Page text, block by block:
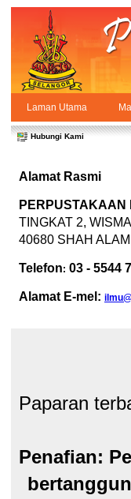
Skip to Content
PPSUKSEL
Hubungi
Laman Utama
Hubungi Kami
Alamat Rasmi
TINGKAT 2,
40680 SHAH
Telefon: 03 - 5544
Alamat E-mel:
Paparan
Penafian: